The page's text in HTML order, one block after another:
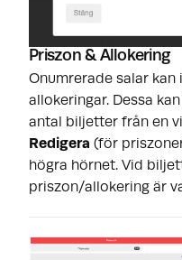
Priszon & Allokering
Onumrerade salar
allokeringar. Dessa
antal biljetter från en
Redigera (för
högra hörnet. Vid
priszon/allokering är